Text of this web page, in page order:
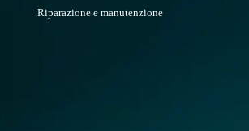
Riparazione e manutenzione